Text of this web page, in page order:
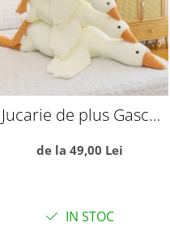
Jucarie de plus Gasca
de la 49,00 Lei
IN STOC